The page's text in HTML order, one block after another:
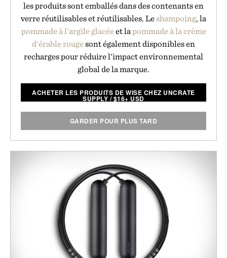
les produits sont emballés dans des contenants en
verre réutilisables et réutilisables. Leshampoing, la
pommade à l'argile glacéeet lapommade à la crème
d'érable rougesont également disponibles en
recharges pour réduire l'impact environnemental
global de la marque.
ACHETER LES PRODUITS DE WISE CHEZ UNCRATE
SUPPLY /$16+ USD
GARDER POUR PLUS TARD